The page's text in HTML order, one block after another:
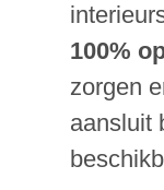
100%
zorgen
aansluit